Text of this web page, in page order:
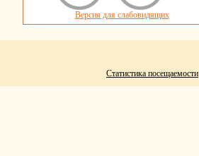
Версия для слабовидящих
Статистика посещаемости